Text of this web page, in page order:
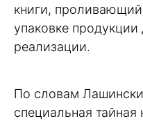
книги,
упаковке
реализации.
По словам
специальная тайная